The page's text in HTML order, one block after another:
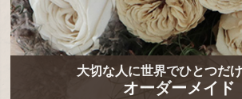
大切な人に世界でひとつだ
オーダーメイド